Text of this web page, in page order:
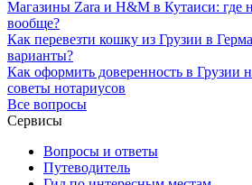
Магазины Zara и H&M в Кутаиси: где
вообще?
Как перевезти кошку из Грузии в
варианты?
Как оформить доверенность в Грузии
советы нотариусов
Все вопросы
Сервисы
Вопросы и ответы
Путеводитель